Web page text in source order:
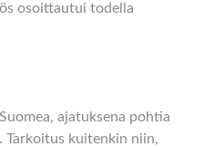
osoittautui todella
ajatuksena pohtia
Tarkoitus kuitenkin niin,